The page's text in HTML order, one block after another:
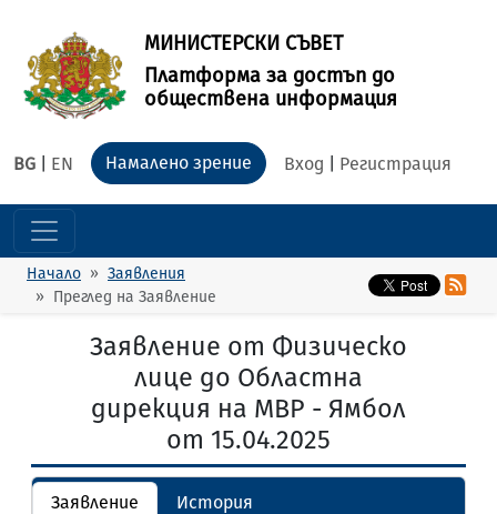
МИНИСТЕРСКИ СЪВЕТ
Платформа за достъп до
обществена информация
BG EN Вход Регистрация
Намалено зрение
Начало
Заявления
Преглед на Заявление
Заявление от Физическо
лице до Областна
дирекция на МВР - Ямбол
от 15.04.2025
Заявление История